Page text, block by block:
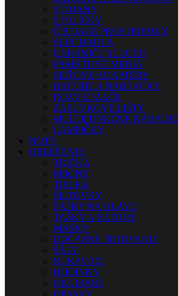
STOJANY
STOLIČKY
ČISTIACE PROSTRIEDKY
SLÚCHADLÁ
CHRÁNIČE SLUCHU
PAMÄŤOVÉ MÉDIÁ
SIEŤOVÉ ADAPTÉRY
BATÉRIE A NABÍJAČKY
ROZVÁDZAČE
ZÁSUVKOVÉ LIŠTY
MULTIFUNKČNÉ NÁRADIE
LAMPIČKY
NOTY
OBLEČENIE
TRIČKÁ
MIKINY
TIELKA
ŠILTOVKY
ŠATKY NA HLAVU
TAŠKY A BATOHY
MASKY
DOČASNÉ TETOVANIE
ŠÁLY
RUKAVICE
HODINKY
OKULIARE
OPASKY